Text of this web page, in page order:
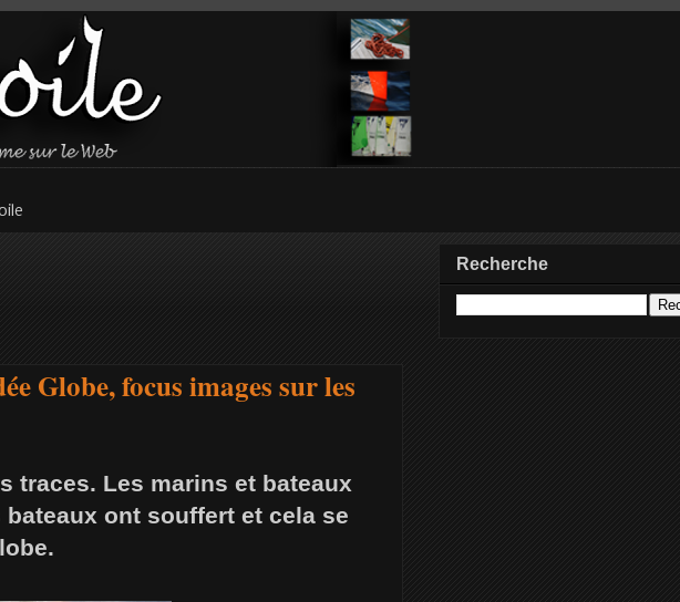
Globe, focus images sur les
traces. Les marins et bateaux
ont souffert et cela se
Recherche